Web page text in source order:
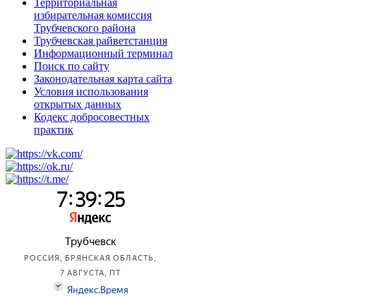
Территориальная
избирательная комиссия
Трубчевского района
Трубчевская райветстанция
Информационный терминал
Поиск по сайту
Законодательная карта сайта
Условия использования
открытых данных
Кодекс добросовестных
практик